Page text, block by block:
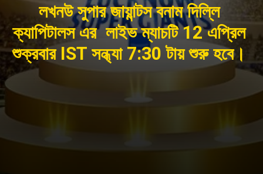
লখনউ সুপার জায়ান্টস বনাম দিল্লি
ক্যাপিটালস এর লাইভ ম্যাচটি 12 এপ্রিল
শুক্রবার IST সন্ধ্যা 7:30 টায় শুরু হবে।